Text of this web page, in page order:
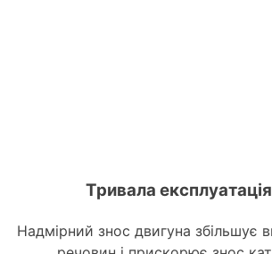
Тривала
Надмірний знос двигуна збільшує